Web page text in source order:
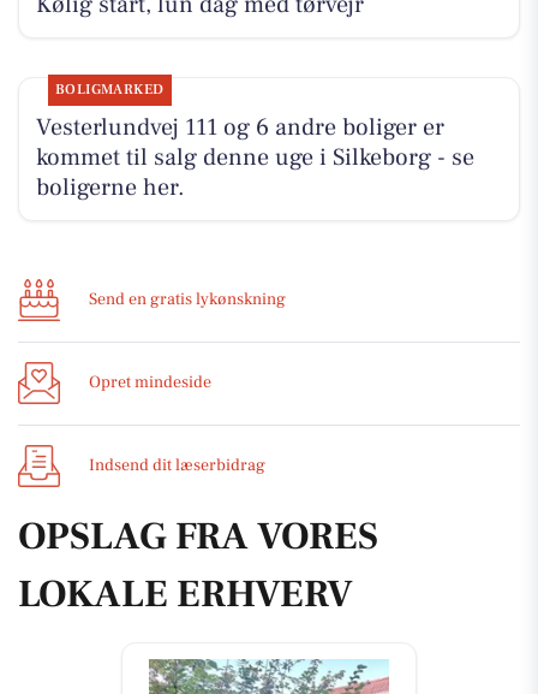
BOLIGMARKED
Vesterlundvej 111 og 6 andre boliger er
kommet til salg denne uge i Silkeborg - se
boligerne her.
Send en gratis lykønskning
Opret mindeside
Indsend dit læserbidrag
OPSLAG FRA VORES
LOKALE ERHVERV